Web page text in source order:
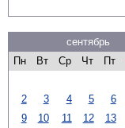
сентябрь
Пн
Вт Ср Чт Пт
2
3 4 5 6
9
10 11 12 13